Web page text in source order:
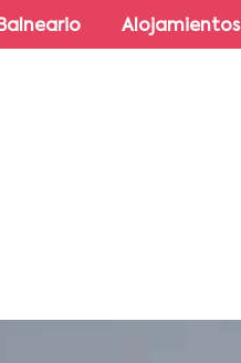
Balneario Alojamientos